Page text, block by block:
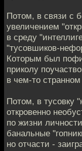
Потом, в связи с
увеличением
в среду
"тусовшиков-
Которым был
приколу
в чем-то
Потом, в тусовку
откровенно
по жизни
банальные
но отчасти -